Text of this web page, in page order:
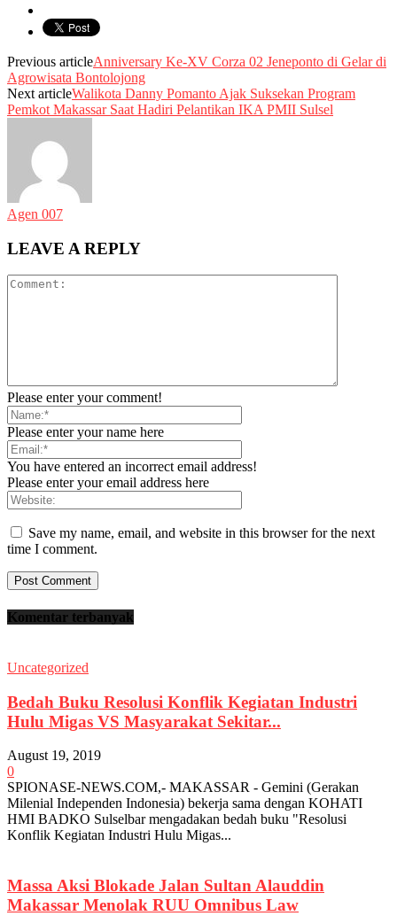
Previous articleAnniversary Ke-XV Corza 02 Jeneponto di Gelar di
Agrowisata Bontolojong
Next articleWalikota Danny Pomanto Ajak Suksekan Program
Pemkot Makassar Saat Hadiri Pelantikan IKA PMII Sulsel
Agen 007
LEAVE A REPLY
Please enter your comment!
Please enter your name here
You have entered an incorrect email address!
Please enter your email address here
Save my name, email, and website in this browser for the next
time I comment.
Komentar terbanyak
Uncategorized
Bedah Buku Resolusi Konflik Kegiatan Industri
Hulu Migas VS Masyarakat Sekitar...
August 19, 2019
0
SPIONASE-NEWS.COM,- MAKASSAR - Gemini (Gerakan
Milenial Independen Indonesia) bekerja sama dengan KOHATI
HMI BADKO Sulselbar mengadakan bedah buku "Resolusi
Konflik Kegiatan Industri Hulu Migas...
Massa Aksi Blokade Jalan Sultan Alauddin
Makassar Menolak RUU Omnibus Law